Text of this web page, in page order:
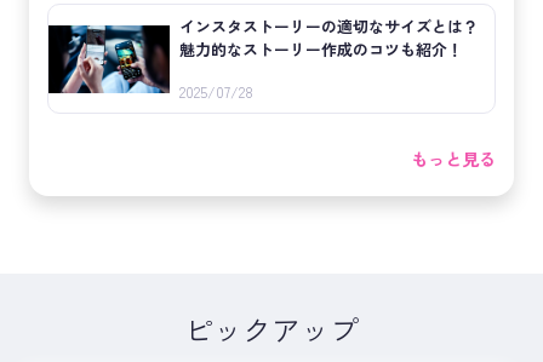
インスタストーリーの適切なサイズとは？
魅力的なストーリー作成のコツも紹介！
2025/07/28
もっと見る
ピックアップ